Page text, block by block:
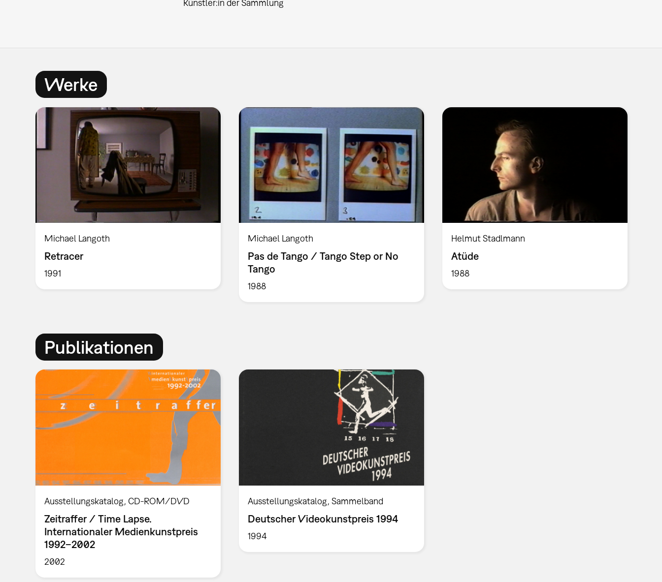
Künstler:in der Sammlung
Werke
Michael Langoth
Retracer
1991
Michael Langoth
Pas de Tango / Tango Step or No
Tango
1988
Helmut Stadlmann
Atüde
1988
Publikationen
Ausstellungskatalog CD-ROM/DVD
Zeitraffer / Time Lapse.
Internationaler Medienkunstpreis
1992–2002
2002
Ausstellungskatalog Sammelband
Deutscher Videokunstpreis 1994
1994